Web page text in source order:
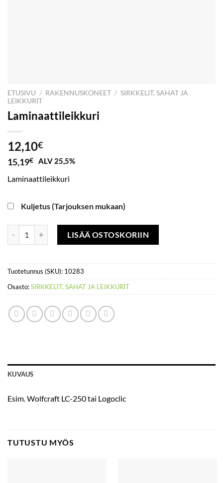
ETUSIVU / RAKENNUSKONEET / SIRKKELIT, SAHAT JA
LEIKKURIT
Laminaattileikkuri
12,10€
15,19€ ALV 25,5%
Laminaattileikkuri
Kuljetus (Tarjouksen mukaan)
Laminaattileikkuri määräLISÄÄ OSTOSKORIIN
Tuotetunnus (SKU): 10283
Osasto:SIRKKELIT, SAHAT JA LEIKKURIT
KUVAUS
Esim. Wolfcraft LC-250 tai Logoclic
TUTUSTU MYÖS